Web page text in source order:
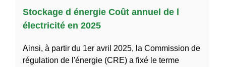
Stockage d énergie Coût annuel de l
électricité en 2025
Ainsi, à partir du 1er avril 2025, la Commission de
régulation de l'énergie (CRE) a fixé le terme